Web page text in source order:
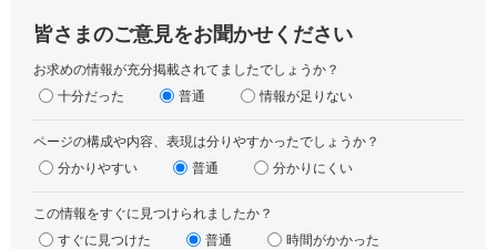
皆さまのご意見をお聞かせください
お求めの情報が充分掲載されてましたでしょうか？
十分だった
普通 情報が足りない
ページの構成や内容、表現は分りやすかったでしょうか？
分かりやすい
普通 分かりにくい
この情報をすぐに見つけられましたか？
すぐに見つけた
普通 時間がかかった